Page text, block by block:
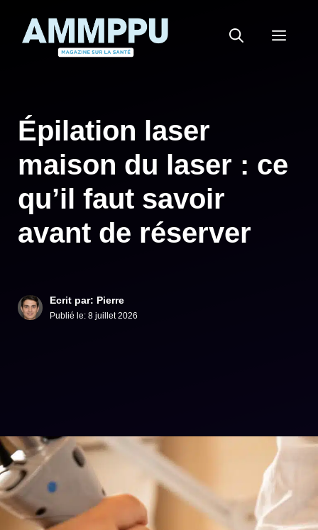
Épilation laser
maison du laser : ce
qu’il faut savoir
avant de réserver
Ecrit par: Pierre
Publié le: 8 juillet 2026